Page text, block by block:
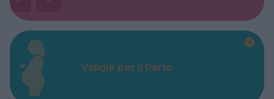
Valigie per il Parto